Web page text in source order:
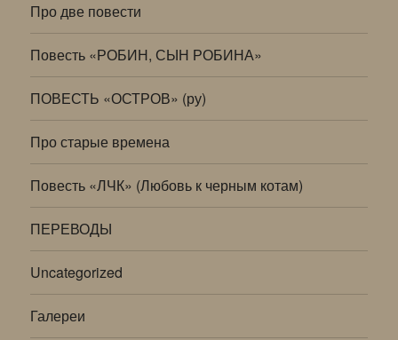
Про две повести
Повесть «РОБИН, СЫН РОБИНА»
ПОВЕСТЬ «ОСТРОВ» (ру)
Про старые времена
Повесть «ЛЧК» (Любовь к черным котам)
ПЕРЕВОДЫ
Uncategorized
Галереи